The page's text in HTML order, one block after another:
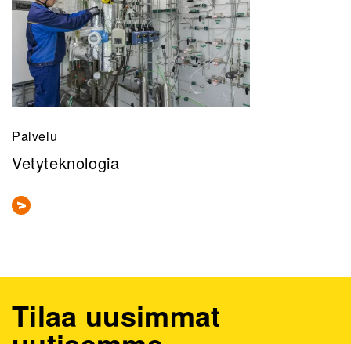
Palvelu
Vetyteknologia
Tilaa uusimmat